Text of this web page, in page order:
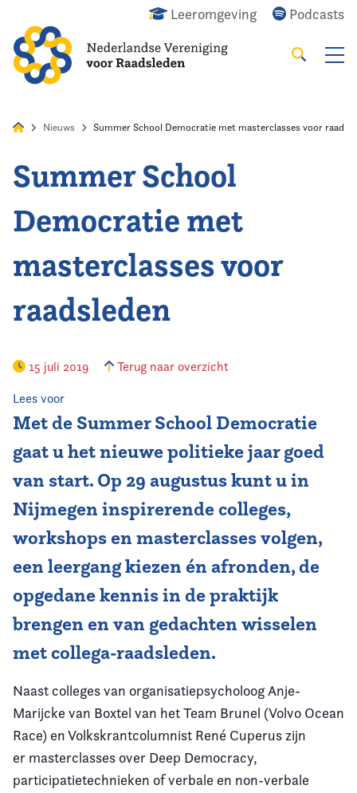
Leeromgeving Podcasts
Zoeken
Home
Agenda
Nieuws
Opleiding
Contact
Nieuws Summer School Democratie met masterclasses voor
Summer School
Democratie met
masterclasses voor
raadsleden
15 juli 2019 Terug naar overzicht
Lees voor
Met de Summer School Democratie
gaat u het nieuwe politieke jaar goed
van start. Op 29 augustus kunt u in
Nijmegen inspirerende colleges,
workshops en masterclasses volgen,
een leergang kiezen én afronden, de
opgedane kennis in de praktijk
brengen en van gedachten wisselen
met collega-raadsleden.
Naast colleges van organisatiepsycholoog Anje-
Marijcke van Boxtel van het Team Brunel (Volvo Ocean
Race) en Volkskrantcolumnist René Cuperus zijn
er masterclasses over Deep Democracy,
participatietechnieken of verbale en non-verbale